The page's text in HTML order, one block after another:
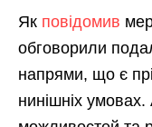
Як повідомив
обговорили
напрями, що є
нинішніх